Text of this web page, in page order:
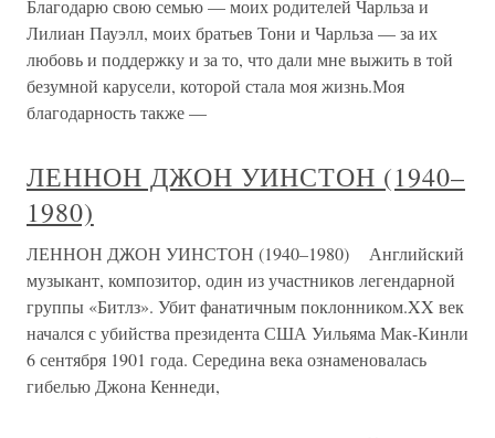
Благодарю свою семью — моих родителей Чарльза и
Лилиан Пауэлл, моих братьев Тони и Чарльза — за их
любовь и поддержку и за то, что дали мне выжить в той
безумной карусели, которой стала моя жизнь.Моя
благодарность также —
ЛЕННОН ДЖОН УИНСТОН (1940–
1980)
ЛЕННОН ДЖОН УИНСТОН (1940–1980) Английский
музыкант, композитор, один из участников легендарной
группы «Битлз». Убит фанатичным поклонником.XX век
начался с убийства президента США Уильяма Мак-Кинли
6 сентября 1901 года. Середина века ознаменовалась
гибелью Джона Кеннеди,